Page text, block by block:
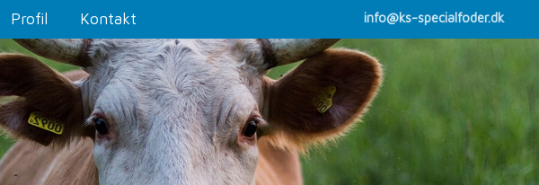
Profil Kontakt info@ks-specialfoder.dk